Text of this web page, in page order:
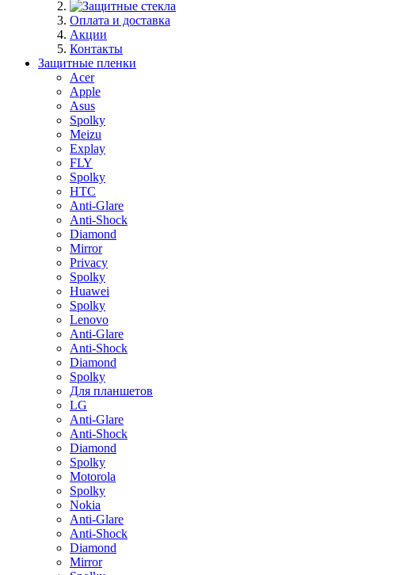
Оплата и доставка
Акции
Контакты
Защитные пленки
Acer
Apple
Asus
Spolky
Meizu
Explay
FLY
Spolky
HTC
Anti-Glare
Anti-Shock
Diamond
Mirror
Privacy
Spolky
Huawei
Spolky
Lenovo
Anti-Glare
Anti-Shock
Diamond
Spolky
Для планшетов
LG
Anti-Glare
Anti-Shock
Diamond
Spolky
Motorola
Spolky
Nokia
Anti-Glare
Anti-Shock
Diamond
Mirror